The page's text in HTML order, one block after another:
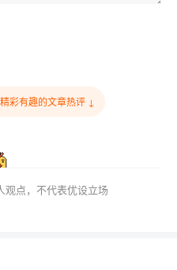
彩有趣的文章热评 ↓
观点，不代表优设立场